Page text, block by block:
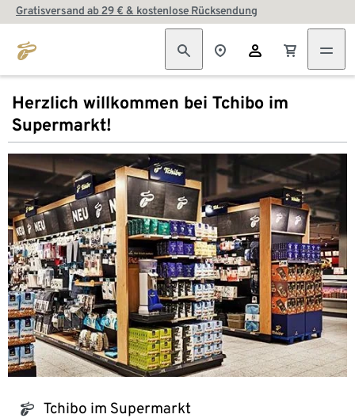
Gratisversand ab 29 € & kostenlose Rücksendung
Herzlich willkommen bei Tchibo im
Supermarkt!
tchibo_logo Tchibo im Supermarkt